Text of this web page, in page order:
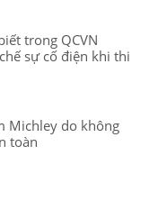
trong QCVN
sự cố điện khi thi
Michley do không
toàn